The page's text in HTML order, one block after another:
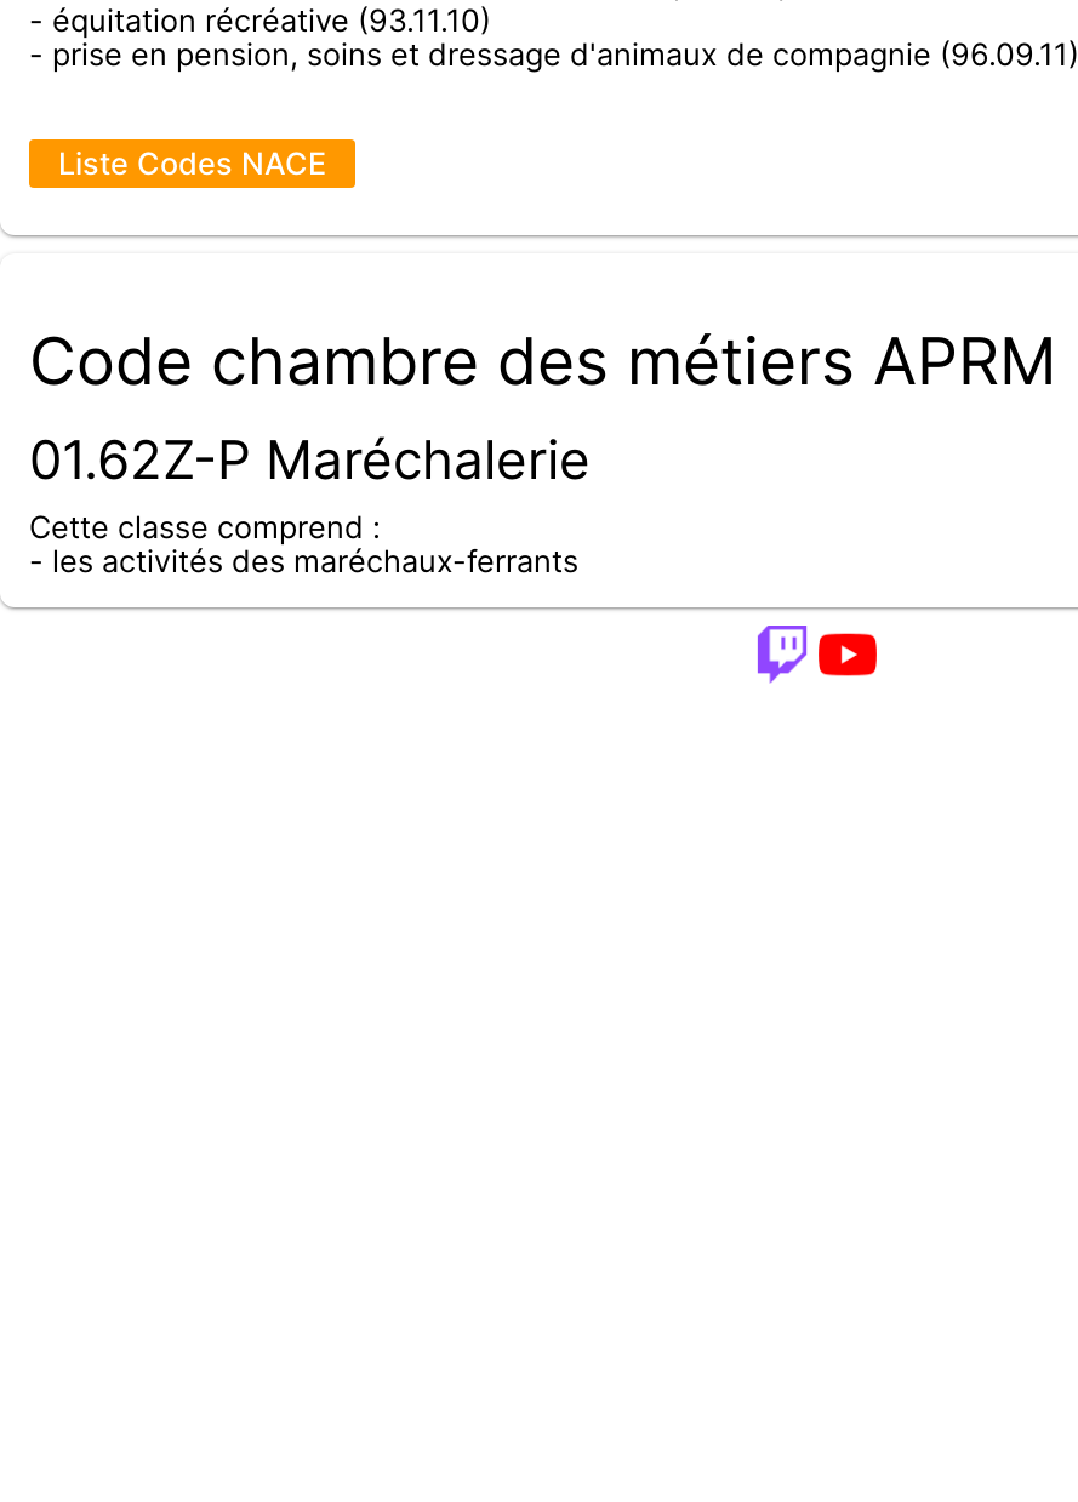
- équitation récréative (93.11.10)
- prise en pension, soins et dressage d'animaux de compagnie (96.09.11)
Liste Codes NACE
Code chambre des métiers APRM
01.62Z-P Maréchalerie
Cette classe comprend :
- les activités des maréchaux-ferrants